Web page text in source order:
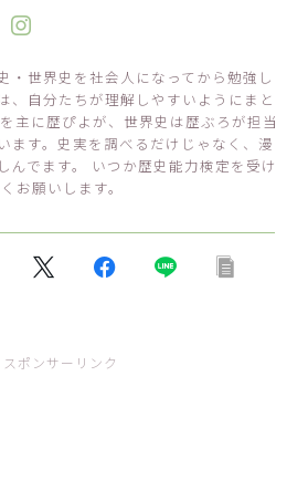
・世界史を社会人になってから勉強し
、自分たちが理解しやすいようにまと
主に歴ぴよが、世界史は歴ぶろが担当
ます。史実を調べるだけじゃなく、漫
んでます。 いつか歴史能力検定を受け
お願いします。
スポンサーリンク